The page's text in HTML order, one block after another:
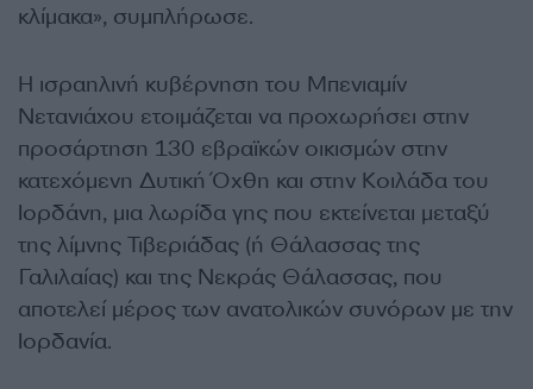
κλίμακα», συμπλήρωσε.
Η ισραηλινή κυβέρνηση του Μπενιαμίν
Νετανιάχου ετοιμάζεται να προχωρήσει στην
προσάρτηση 130 εβραϊκών οικισμών στην
κατεχόμενη Δυτική Όχθη και στην Κοιλάδα του
Ιορδάνη, μια λωρίδα γης που εκτείνεται μεταξύ
της λίμνης Τιβεριάδας (ή Θάλασσας της
Γαλιλαίας) και της Νεκράς Θάλασσας, που
αποτελεί μέρος των ανατολικών συνόρων με την
Ιορδανία.